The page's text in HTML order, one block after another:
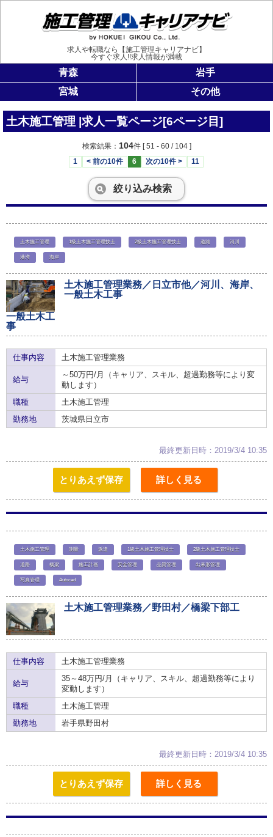
求人や転職なら【施工管理キャリアナビ】
今すぐ求人!!求人情報が満載
青森
岩手
宮城
その他
土木施工管理 |求人一覧ページ[6ページ目]
検索結果： 104件 [ 51 - 60 / 104 ]
1
< 前の10件 6 次の10件 > 11
絞り込み検索
土木施工管理 1級土木施工管理技士 2級土木施工管理技士 道路 河川
港湾 海岸
一般土木工
事
土木施工管理業務／日立市他／河川、海岸、
一般土木工事
仕事内容 土木施工管理業務
給与
～50万円/月（キャリア、スキル、超過勤務等により変
動します）
職種
土木施工管理
勤務地
茨城県日立市
最終更新日時：2019/3/4 10:35
とりあえず保存 詳しく見る
土木施工管理 測量 派遣 1級土木施工管理技士 2級土木施工管理技士
道路 橋梁 施工計画 安全管理 品質管理 出来形管理
写真管理 Autocad
土木施工管理業務／野田村／橋梁下部工
仕事内容 土木施工管理業務
給与
35～48万円/月（キャリア、スキル、超過勤務等により
変動します）
職種
土木施工管理
勤務地
岩手県野田村
最終更新日時：2019/3/4 10:35
とりあえず保存 詳しく見る